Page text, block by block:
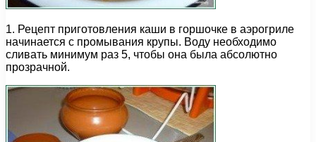
1. Рецепт приготовления каши в горшочке в аэрогриле
начинается с промывания крупы. Воду необходимо
сливать минимум раз 5, чтобы она была абсолютно
прозрачной.